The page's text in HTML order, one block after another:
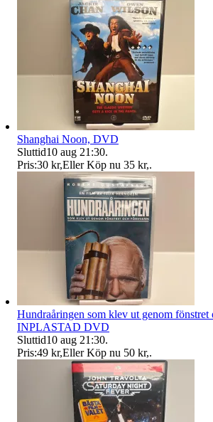
Shanghai Noon, DVD
Sluttid10 aug 21:30.
Pris:30 kr,Eller Köp nu 35 kr,.
Hundraåringen som klev ut genom
INPLASTAD DVD
Sluttid10 aug 21:30.
Pris:49 kr,Eller Köp nu 50 kr,.